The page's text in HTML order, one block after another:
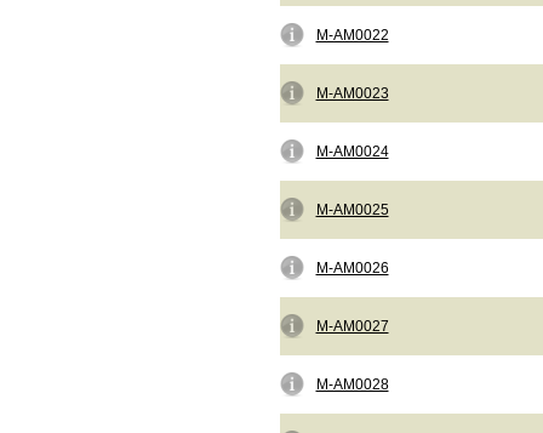
M-AM0022
M-AM0023
M-AM0024
M-AM0025
M-AM0026
M-AM0027
M-AM0028